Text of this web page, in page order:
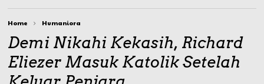
Home Humaniora
Demi Nikahi Kekasih, Richard
Eliezer Masuk Katolik Setelah